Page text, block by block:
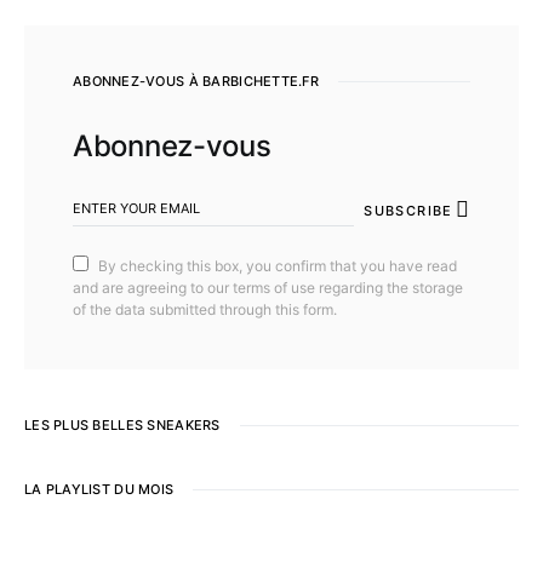
ABONNEZ-VOUS À BARBICHETTE.FR
Abonnez-vous
SUBSCRIBE
By checking this box, you confirm that you have read
and are agreeing to our terms of use regarding the storage
of the data submitted through this form.
LES PLUS BELLES SNEAKERS
LA PLAYLIST DU MOIS